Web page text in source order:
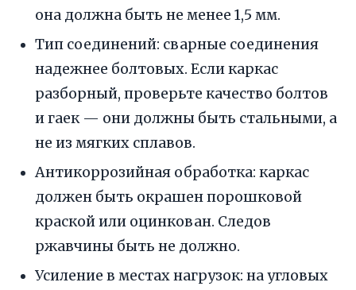
она должна быть не менее 1,5 мм.
Тип соединений: сварные соединения
надежнее болтовых. Если каркас
разборный, проверьте качество болтов
и гаек — они должны быть стальными, а
не из мягких сплавов.
Антикоррозийная обработка: каркас
должен быть окрашен порошковой
краской или оцинкован. Следов
ржавчины быть не должно.
Усиление в местах нагрузок: на угловых